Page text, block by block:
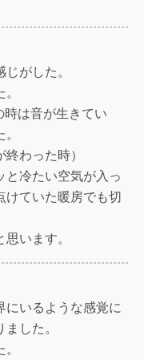
がした。
時は音が生きてい
わった時）
と冷たい空気が入っ
けていた暖房でも切
います。
にいるような感覚に
した。